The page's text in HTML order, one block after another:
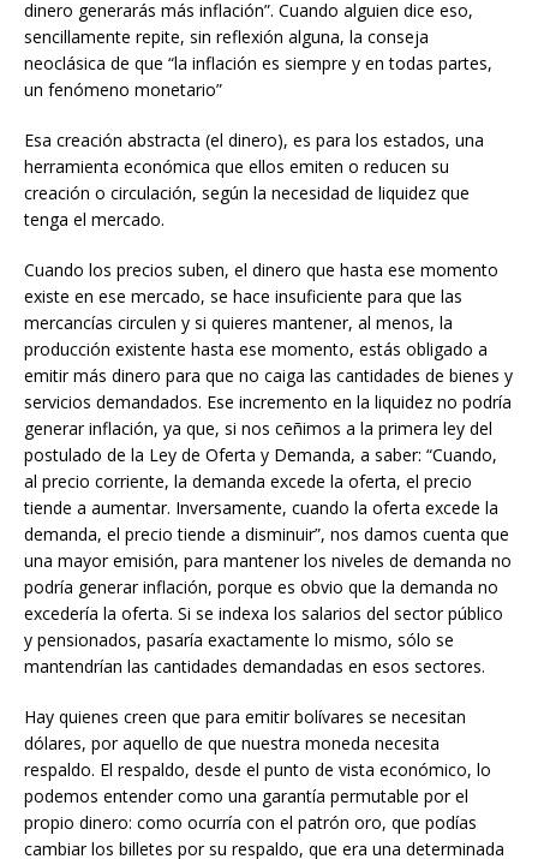
dinero generarás más inflación”. Cuando alguien dice eso,
sencillamente repite, sin reflexión alguna, la conseja
neoclásica de que “la inflación es siempre y en todas partes,
un fenómeno monetario”
Esa creación abstracta (el dinero), es para los estados, una
herramienta económica que ellos emiten o reducen su
creación o circulación, según la necesidad de liquidez que
tenga el mercado.
Cuando los precios suben, el dinero que hasta ese momento
existe en ese mercado, se hace insuficiente para que las
mercancías circulen y si quieres mantener, al menos, la
producción existente hasta ese momento, estás obligado a
emitir más dinero para que no caiga las cantidades de bienes y
servicios demandados. Ese incremento en la liquidez no podría
generar inflación, ya que, si nos ceñimos a la primera ley del
postulado de la Ley de Oferta y Demanda, a saber: “Cuando,
al precio corriente, la demanda excede la oferta, el precio
tiende a aumentar. Inversamente, cuando la oferta excede la
demanda, el precio tiende a disminuir”, nos damos cuenta que
una mayor emisión, para mantener los niveles de demanda no
podría generar inflación, porque es obvio que la demanda no
excedería la oferta. Si se indexa los salarios del sector público
y pensionados, pasaría exactamente lo mismo, sólo se
mantendrían las cantidades demandadas en esos sectores.
Hay quienes creen que para emitir bolívares se necesitan
dólares, por aquello de que nuestra moneda necesita
respaldo. El respaldo, desde el punto de vista económico, lo
podemos entender como una garantía permutable por el
propio dinero: como ocurría con el patrón oro, que podías
cambiar los billetes por su respaldo, que era una determinada